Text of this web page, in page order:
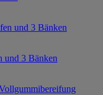
und 3 Bänken